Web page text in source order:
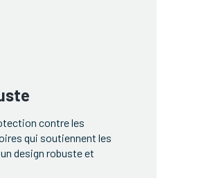
contre les
qui soutiennent les
design robuste et